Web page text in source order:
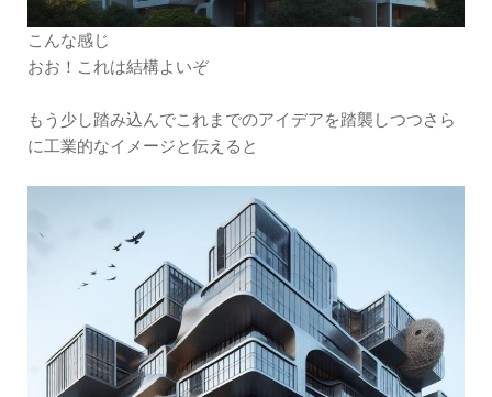
こんな感じ
おお！これは結構よいぞ
もう少し踏み込んでこれまでのアイデアを踏襲しつつさら
に工業的なイメージと伝えると